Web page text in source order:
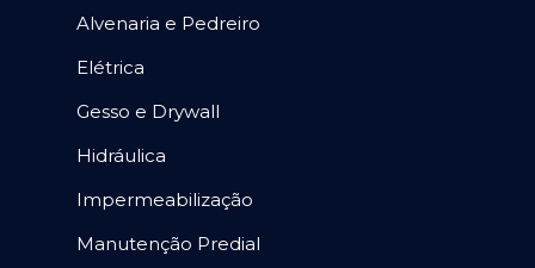
Alvenaria e Pedreiro
Elétrica
Gesso e Drywall
Hidráulica
Impermeabilização
Manutenção Predial